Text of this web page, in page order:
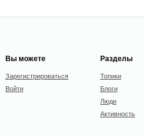
Вы можете
Зарегистрироваться
Войти
Разделы
Топики
Блоги
Люди
Активность